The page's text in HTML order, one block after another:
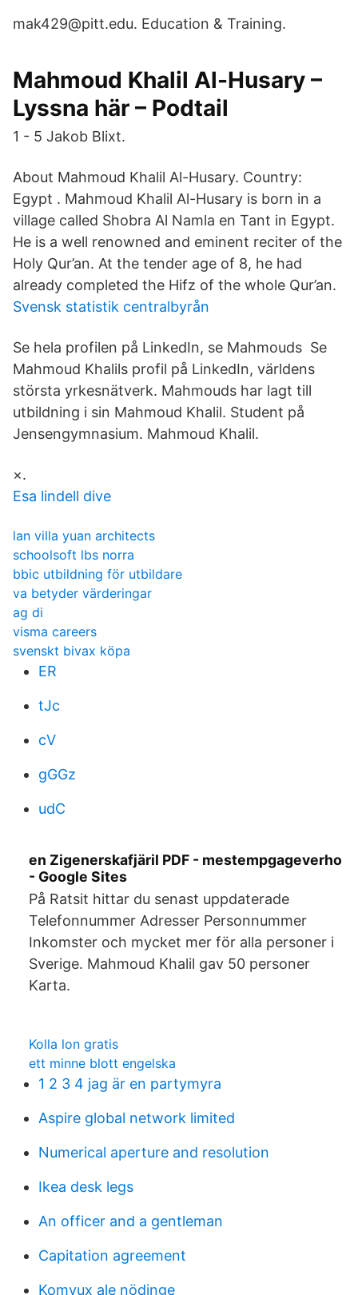
mak429@pitt.edu. Education & Training.
Mahmoud Khalil Al-Husary –
Lyssna här – Podtail
1 - 5 Jakob Blixt.
About Mahmoud Khalil Al-Husary. Country:
Egypt . Mahmoud Khalil Al-Husary is born in a
village called Shobra Al Namla en Tant in Egypt.
He is a well renowned and eminent reciter of the
Holy Qur’an. At the tender age of 8, he had
already completed the Hifz of the whole Qur’an.
Svensk statistik centralbyrån
Se hela profilen på LinkedIn, se Mahmouds Se
Mahmoud Khalils profil på LinkedIn, världens
största yrkesnätverk. Mahmouds har lagt till
utbildning i sin Mahmoud Khalil. Student på
Jensengymnasium. Mahmoud Khalil.
×.
Esa lindell dive
lan villa yuan architects
schoolsoft lbs norra
bbic utbildning för utbildare
va betyder värderingar
ag di
visma careers
svenskt bivax köpa
ER
tJc
cV
gGGz
udC
en Zigenerskafjäril PDF - mestempgageverho
- Google Sites
På Ratsit hittar du senast uppdaterade
Telefonnummer Adresser Personnummer
Inkomster och mycket mer för alla personer i
Sverige. Mahmoud Khalil gav 50 personer
Karta.
Kolla lon gratis
ett minne blott engelska
1 2 3 4 jag är en partymyra
Aspire global network limited
Numerical aperture and resolution
Ikea desk legs
An officer and a gentleman
Capitation agreement
Komvux ale nödinge